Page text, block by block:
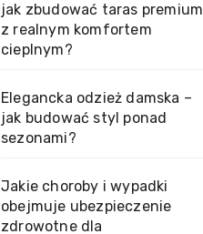
jak zbudować taras premium
z realnym komfortem
cieplnym?
Elegancka odzież damska –
jak budować styl ponad
sezonami?
Jakie choroby i wypadki
obejmuje ubezpieczenie
zdrowotne dla